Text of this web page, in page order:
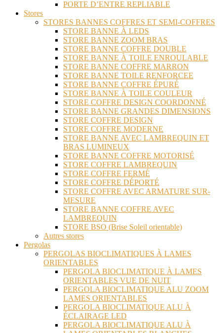
PORTE D’ENTRE REPLIABLE
Stores
STORES BANNES COFFRES ET SEMI-COFFRES
STORE BANNE À LEDS
STORE BANNE ZOOM BRAS
STORE BANNE COFFRE DOUBLE
STORE BANNE À TOILE ENROULABLE
STORE BANNE COFFRE MARRON
STORE BANNE TOILE RENFORCEE
STORE BANNE COFFRE ÉPURÉ
STORE BANNE À TOILE COULEUR
STORE COFFRE DESIGN COORDONNÉ
STORE BANNE GRANDES DIMENSIONS
STORE COFFRE DESIGN
STORE COFFRE MODERNE
STORE BANNE AVEC LAMBREQUIN ET
BRAS LUMINEUX
STORE BANNE COFFRE MOTORISÉ
STORE COFFRE LAMBREQUIN
STORE COFFRE FERMÉ
STORE COFFRE DÉPORTÉ
STORE COFFRE AVEC ARMATURE SUR-
MESURE
STORE BANNE COFFRE AVEC
LAMBREQUIN
STORE BSO (Brise Soleil orientable)
Autres stores
Pergolas
PERGOLAS BIOCLIMATIQUES À LAMES
ORIENTABLES
PERGOLA BIOCLIMATIQUE À LAMES
ORIENTABLES VUE DE NUIT
PERGOLA BIOCLIMATIQUE ALU ZOOM
LAMES ORIENTABLES
PERGOLA BIOCLIMATIQUE ALU À
ÉCLAIRAGE LED
PERGOLA BIOCLIMATIQUE ALU À